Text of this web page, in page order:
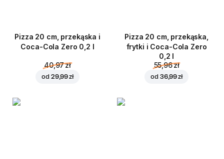
Pizza 20 cm, przekąska i
Coca-Cola Zero 0,2 l
40,97 zł
od 29,99 zł
Pizza 20 cm, przekąska,
frytki i Coca-Cola Zero
0,2 l
55,96 zł
od 36,99 zł